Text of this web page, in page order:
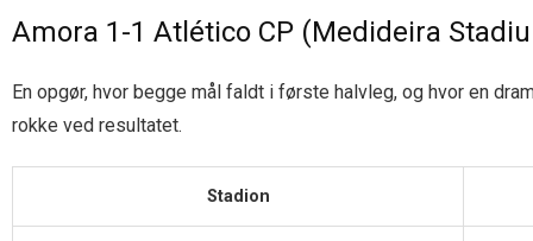
Amora 1-1 Atlético CP (Medideira
En opgør, hvor begge mål faldt i første halvleg, og hvor en
rokke ved resultatet.
Stadion